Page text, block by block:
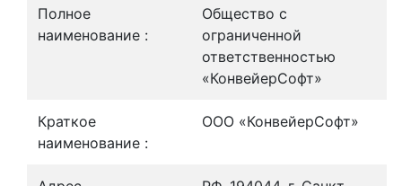
Полное
наименование :
Общество с
ограниченной
ответственностью
«КонвейерСофт»
Краткое
наименование :
ООО «КонвейерСофт»